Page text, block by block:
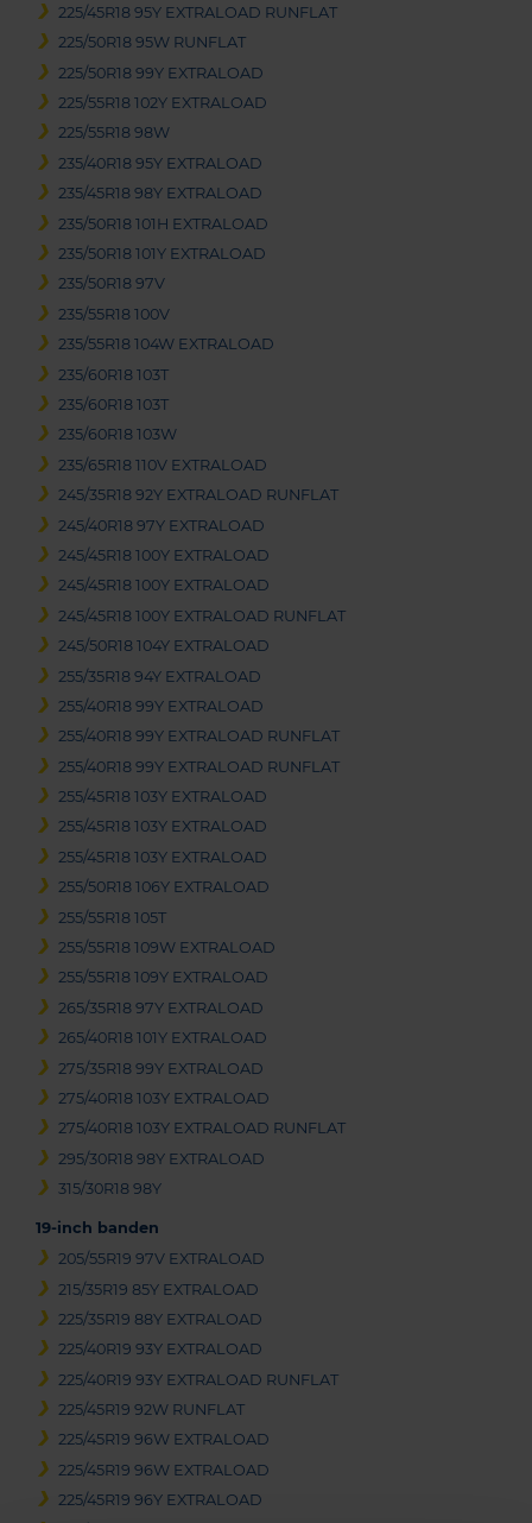
225/45R18 95Y EXTRALOAD RUNFLAT
225/50R18 95W RUNFLAT
225/50R18 99Y EXTRALOAD
225/55R18 102Y EXTRALOAD
225/55R18 98W
235/40R18 95Y EXTRALOAD
235/45R18 98Y EXTRALOAD
235/50R18 101H EXTRALOAD
235/50R18 101Y EXTRALOAD
235/50R18 97V
235/55R18 100V
235/55R18 104W EXTRALOAD
235/60R18 103T
235/60R18 103T
235/60R18 103W
235/65R18 110V EXTRALOAD
245/35R18 92Y EXTRALOAD RUNFLAT
245/40R18 97Y EXTRALOAD
245/45R18 100Y EXTRALOAD
245/45R18 100Y EXTRALOAD
245/45R18 100Y EXTRALOAD RUNFLAT
245/50R18 104Y EXTRALOAD
255/35R18 94Y EXTRALOAD
255/40R18 99Y EXTRALOAD
255/40R18 99Y EXTRALOAD RUNFLAT
255/40R18 99Y EXTRALOAD RUNFLAT
255/45R18 103Y EXTRALOAD
255/45R18 103Y EXTRALOAD
255/45R18 103Y EXTRALOAD
255/50R18 106Y EXTRALOAD
255/55R18 105T
255/55R18 109W EXTRALOAD
255/55R18 109Y EXTRALOAD
265/35R18 97Y EXTRALOAD
265/40R18 101Y EXTRALOAD
275/35R18 99Y EXTRALOAD
275/40R18 103Y EXTRALOAD
275/40R18 103Y EXTRALOAD RUNFLAT
295/30R18 98Y EXTRALOAD
315/30R18 98Y
19-inch banden
205/55R19 97V EXTRALOAD
215/35R19 85Y EXTRALOAD
225/35R19 88Y EXTRALOAD
225/40R19 93Y EXTRALOAD
225/40R19 93Y EXTRALOAD RUNFLAT
225/45R19 92W RUNFLAT
225/45R19 96W EXTRALOAD
225/45R19 96W EXTRALOAD
225/45R19 96Y EXTRALOAD